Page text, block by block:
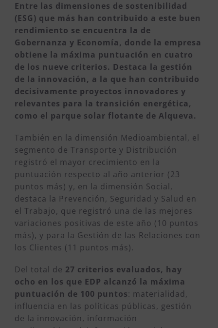
Entre las dimensiones de sostenibilidad
(ESG) que más han contribuido a este buen
rendimiento se encuentra la de
Gobernanza y Economía, donde la empresa
obtiene la máxima puntuación en cuatro
de los nueve criterios. Destaca la gestión
de la innovación, a la que han contribuido
decisivamente proyectos innovadores y
relevantes para la transición energética,
como el parque solar flotante de Alqueva.
También en la dimensión Medioambiental, el
segmento de Transporte y Distribución
registró el mayor crecimiento en la
puntuación respecto al año anterior (23
puntos más) y, en la dimensión Social,
destaca la Prevención, Seguridad y Salud en
el Trabajo, que registró una de las mejores
variaciones positivas de este año (10 puntos
más), y para la Gestión de las Relaciones con
los Clientes (11 puntos más).
Del total de 27 criterios evaluados, hay
ocho en los que EDP alcanzó la máxima
puntuación de 100 puntos: materialidad,
influencia en las políticas públicas, gestión
de la innovación, información